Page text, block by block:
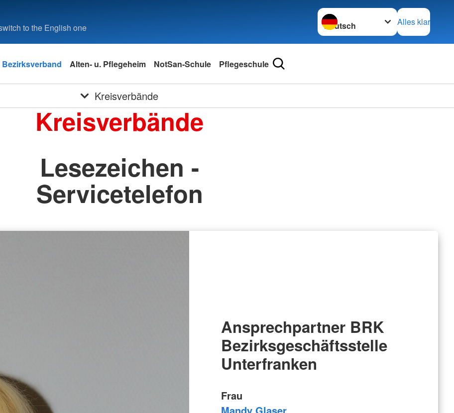
to the English one
Sprache wechseln zu
Alles klar
Bezirksverband Alten- u. Pflegeheim NotSan-Schule Pflegeschule
Kreisverbände
Kreisverbände
Lesezeichen -
Servicetelefon
Ansprechpartner BRK
Bezirksgeschäftsstelle
Unterfranken
Frau